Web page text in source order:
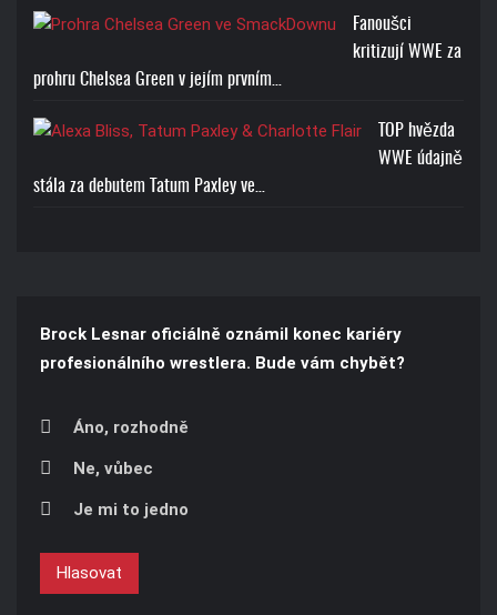
Fanoušci
kritizují WWE za
prohru Chelsea Green v jejím prvním…
TOP hvězda
WWE údajně
stála za debutem Tatum Paxley ve…
Brock Lesnar oficiálně oznámil konec kariéry
profesionálního wrestlera. Bude vám chybět?
Áno, rozhodně
Ne, vůbec
Je mi to jedno
Hlasovat